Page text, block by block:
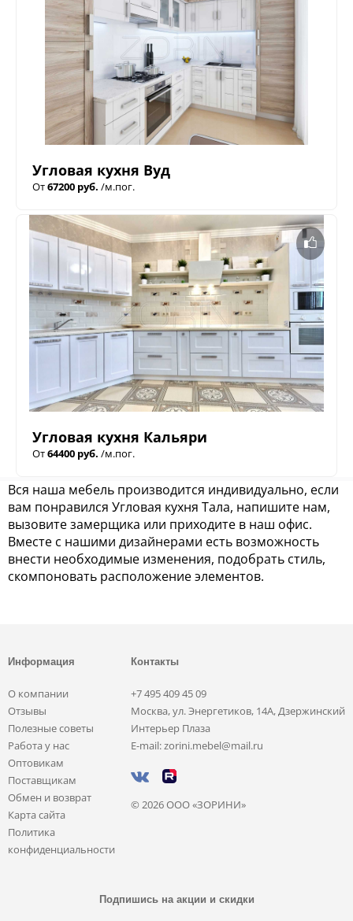
Угловая кухня Вуд
От67200 руб. /м.пог.
Угловая кухня Кальяри
От64400 руб. /м.пог.
Вся наша мебель производится индивидуально, если
вам понравился Угловая кухня Тала, напишите нам,
вызовите замерщика или приходите в наш офис.
Вместе с нашими дизайнерами есть возможность
внести необходимые изменения, подобрать стиль,
скомпоновать расположение элементов.
Информация
О компании
Отзывы
Полезные советы
Работа у нас
Оптовикам
Поставщикам
Обмен и возврат
Карта сайта
Политика
конфиденциальности
Контакты
+7 495 409 45 09
Москва, ул. Энергетиков, 14А, Дзержинский
Интерьер Плаза
E-mail: zorini.mebel@mail.ru
© 2026 ООО «ЗОРИНИ»
Подпишись на акции и скидки